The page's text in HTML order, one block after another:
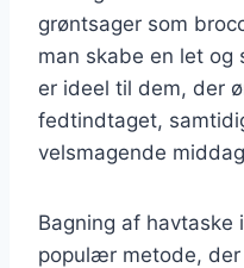
grøntsager som
man skabe en let og
er ideel til dem, der
fedtindtaget,
velsmagende
Bagning af havtaske
populær metode,